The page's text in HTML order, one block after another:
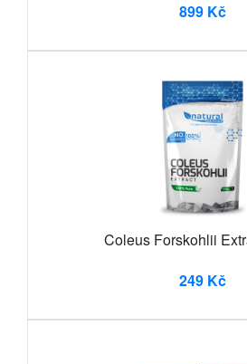
899 Kč
Coleus Forskohlii
249 Kč